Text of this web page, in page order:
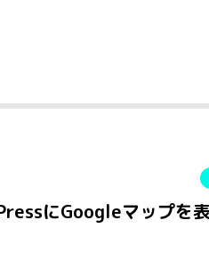
にGoogleマップを